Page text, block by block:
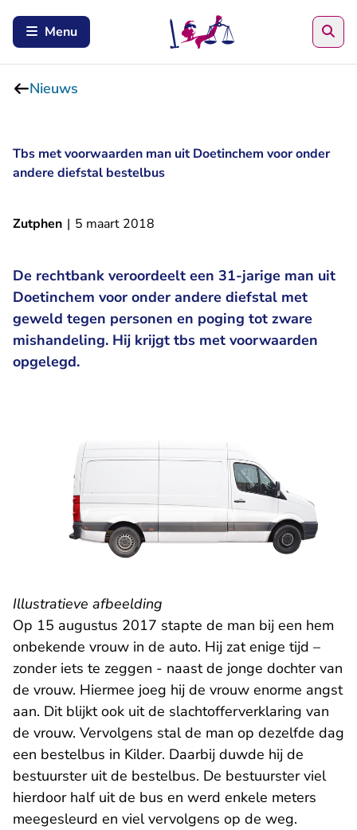
Menu
Nieuws
Tbs met voorwaarden man uit Doetinchem voor onder
andere diefstal bestelbus
Zutphen | 5 maart 2018
De rechtbank veroordeelt een 31-jarige man uit
Doetinchem voor onder andere diefstal met
geweld tegen personen en poging tot zware
mishandeling. Hij krijgt tbs met voorwaarden
opgelegd.
Illustratieve afbeelding
Op 15 augustus 2017 stapte de man bij een hem
onbekende vrouw in de auto. Hij zat enige tijd –
zonder iets te zeggen - naast de jonge dochter van
de vrouw. Hiermee joeg hij de vrouw enorme angst
aan. Dit blijkt ook uit de slachtofferverklaring van
de vrouw. Vervolgens stal de man op dezelfde dag
een bestelbus in Kilder. Daarbij duwde hij de
bestuurster uit de bestelbus. De bestuurster viel
hierdoor half uit de bus en werd enkele meters
meegesleurd en viel vervolgens op de weg.